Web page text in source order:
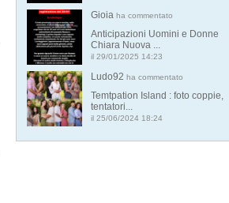
Gioia ha commentato
Anticipazioni Uomini e Donne
Chiara Nuova ...
il 29/01/2025 14:23
Ludo92 ha commentato
Temtpation Island : foto coppie,
tentatori...
il 25/06/2024 18:24